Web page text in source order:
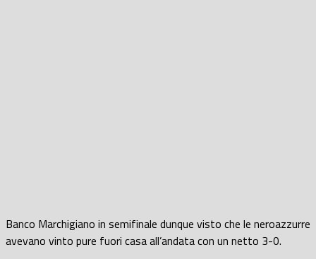
Banco Marchigiano in semifinale dunque visto che le neroazzurre
avevano vinto pure fuori casa all’andata con un netto 3-0.